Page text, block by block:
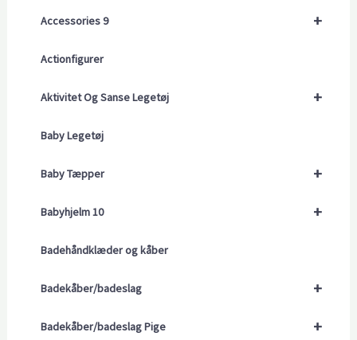
+
Accessories 9
Actionfigurer
+
Aktivitet Og Sanse Legetøj
Baby Legetøj
+
Baby Tæpper
+
Babyhjelm 10
Badehåndklæder og kåber
+
Badekåber/badeslag
+
Badekåber/badeslag Pige